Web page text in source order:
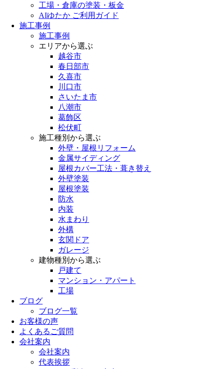
工場・倉庫の塗装・板金
AIゆたか ご利用ガイド
施工事例
施工事例
エリアから選ぶ
越谷市
春日部市
久喜市
川口市
さいたま市
八潮市
葛飾区
松伏町
施工種別から選ぶ
外壁・屋根リフォーム
金属サイディング
屋根カバー工法・葺き替え
外壁塗装
屋根塗装
防水
内装
水まわり
外構
玄関ドア
ガレージ
建物種別から選ぶ
戸建て
マンション・アパート
工場
ブログ
ブログ一覧
お客様の声
よくあるご質問
会社案内
会社案内
代表挨拶